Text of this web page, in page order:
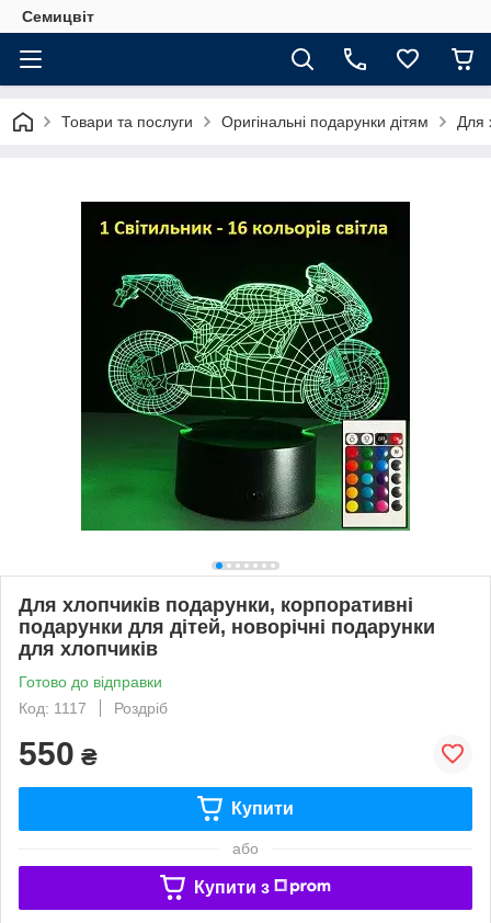
Семицвіт
Товари та послуги Оригінальні подарунки дітям Для
Для хлопчиків подарунки, корпоративні
подарунки для дітей, новорічні подарунки
для хлопчиків
Готово до відправки
Код: 1117
Роздріб
550 ₴
Купити
або
Купити з